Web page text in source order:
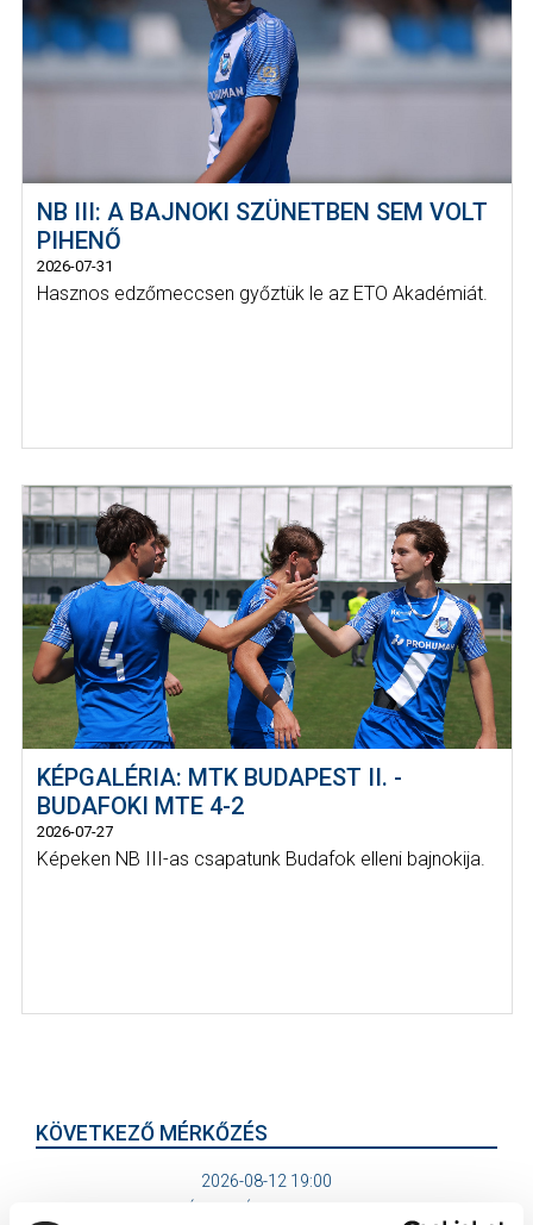
NB III: A BAJNOKI SZÜNETBEN SEM VOLT
PIHENŐ
2026-07-31
Hasznos edzőmeccsen győztük le az ETO Akadémiát.
KÉPGALÉRIA: MTK BUDAPEST II. -
BUDAFOKI MTE 4-2
2026-07-27
Képeken NB III-as csapatunk Budafok elleni bajnokija.
KÖVETKEZŐ MÉRKŐZÉS
2026-08-12 19:00
SIÓFOK VÁROSI STADION